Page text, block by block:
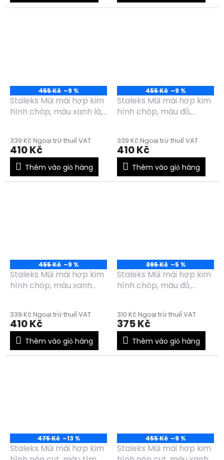
455 Kč –9 %
Staleks Mũi mài hợp kim
hình chóp, màu xanh lá,
339 Kč Ngoại trừ thuế VAT
410 Kč
Thêm vào giỏ hàng
455 Kč –9 %
Staleks Mũi mài hợp kim
hình chóp, màu đỏ,
339 Kč Ngoại trừ thuế VAT
410 Kč
Thêm vào giỏ hàng
455 Kč –9 %
Staleks Mũi mài hợp kim
hình chóp, màu xanh
FT71B060/14
339 Kč Ngoại trừ thuế VAT
410 Kč
Thêm vào giỏ hàng
395 Kč –5 %
Staleks Mũi mài hợp kim
hình chóp, màu đỏ,
FT71R023/8
310 Kč Ngoại trừ thuế VAT
375 Kč
Thêm vào giỏ hàng
475 Kč –13 %
Staleks Mũi mài hợp kim
455 Kč –9 %
Staleks Mũi mài hợp kim